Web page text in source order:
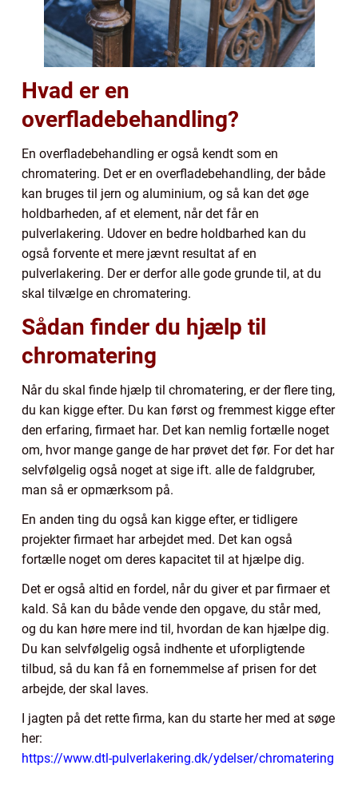
Hvad er en
overfladebehandling?
En overfladebehandling er også kendt som en
chromatering. Det er en overfladebehandling, der både
kan bruges til jern og aluminium, og så kan det øge
holdbarheden, af et element, når det får en
pulverlakering. Udover en bedre holdbarhed kan du
også forvente et mere jævnt resultat af en
pulverlakering. Der er derfor alle gode grunde til, at du
skal tilvælge en chromatering.
Sådan finder du hjælp til
chromatering
Når du skal finde hjælp til chromatering, er der flere ting,
du kan kigge efter. Du kan først og fremmest kigge efter
den erfaring, firmaet har. Det kan nemlig fortælle noget
om, hvor mange gange de har prøvet det før. For det har
selvfølgelig også noget at sige ift. alle de faldgruber,
man så er opmærksom på.
En anden ting du også kan kigge efter, er tidligere
projekter firmaet har arbejdet med. Det kan også
fortælle noget om deres kapacitet til at hjælpe dig.
Det er også altid en fordel, når du giver et par firmaer et
kald. Så kan du både vende den opgave, du står med,
og du kan høre mere ind til, hvordan de kan hjælpe dig.
Du kan selvfølgelig også indhente et uforpligtende
tilbud, så du kan få en fornemmelse af prisen for det
arbejde, der skal laves.
I jagten på det rette firma, kan du starte her med at søge
her:
https://www.dtl-pulverlakering.dk/ydelser/chromatering